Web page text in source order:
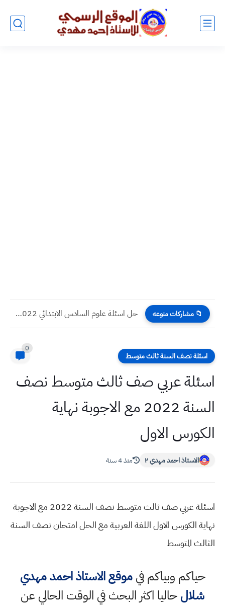
📁 مشاركات منوعه حل اسئلة علوم السادس الابتدائي 2022 دور ثاني
اسئلة نصف السنة ثالث متوسط
0
اسئلة عربي صف ثالث متوسط نصف
السنة 2022 مع الاجوبة نهاية
الكورس الاول
الاستاذ احمد مهدي ٢ منذ 4 سنة
اسئلة عربي صف ثالث متوسط نصف السنة 2022 مع الاجوبة
نهاية الكورس الاول اللغة العربية مع الحل امتحان نصف السنة
الثالث المتوسط
حياكم وبياكم فيموقع الاستاذ احمد مهدي
شلالحاليا اكثر البحث في الوقت الحالي عن